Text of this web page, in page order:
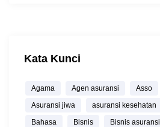
Kata Kunci
Agama Agen asuransi Asso
Asuransi jiwa
asuransi kesehatan
Bahasa
Bisnis Bisnis asuransi